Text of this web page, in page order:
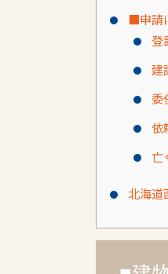
■申請
登
建
委
依
亡
北海道